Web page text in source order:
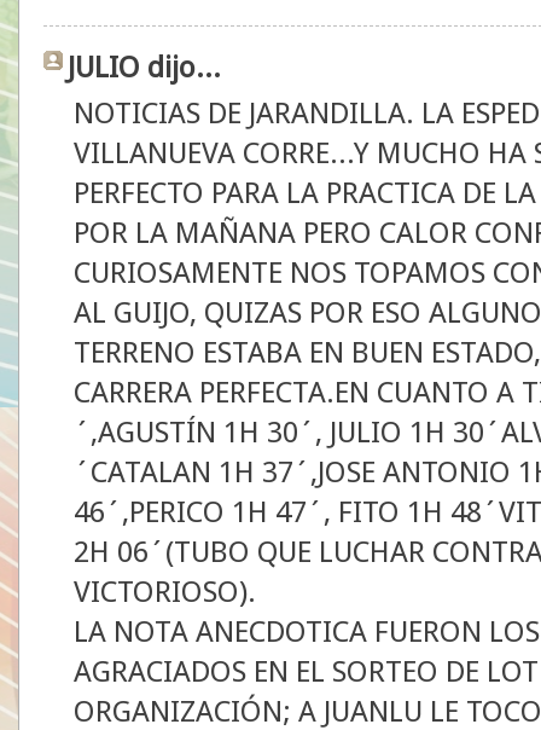
JULIO dijo...
NOTICIAS DE JARANDILLA. LA
VILLANUEVA CORRE...Y MUCHO
PERFECTO PARA LA PRACTICA DE
POR LA MAÑANA PERO CALOR
CURIOSAMENTE NOS TOPAMOS
AL GUIJO, QUIZAS POR ESO
TERRENO ESTABA EN BUEN
CARRERA PERFECTA.EN CUANTO A
´,AGUSTÍN 1H 30´, JULIO 1H
´CATALAN 1H 37´,JOSE ANTONIO
46´,PERICO 1H 47´, FITO 1H
2H 06´(TUBO QUE LUCHAR
VICTORIOSO).
LA NOTA ANECDOTICA FUERON
AGRACIADOS EN EL SORTEO DE
ORGANIZACIÓN; A JUANLU LE